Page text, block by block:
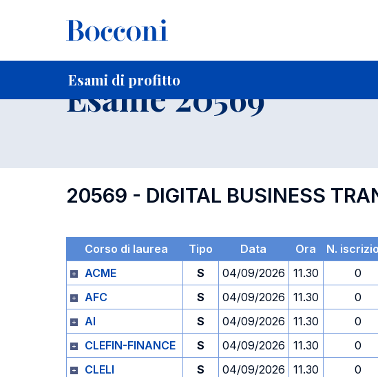
Esami di profitto
Home Per studenti iscritti
Esame 20569
20569 - DIGITAL BUSINESS
Corso di laurea Tipo Data Ora N.
ACME
S 04/09/2026 11.30 0
AFC
S 04/09/2026 11.30 0
AI
S 04/09/2026 11.30 0
CLEFIN-FINANCE
S 04/09/2026 11.30 0
CLELI
S 04/09/2026 11.30 0